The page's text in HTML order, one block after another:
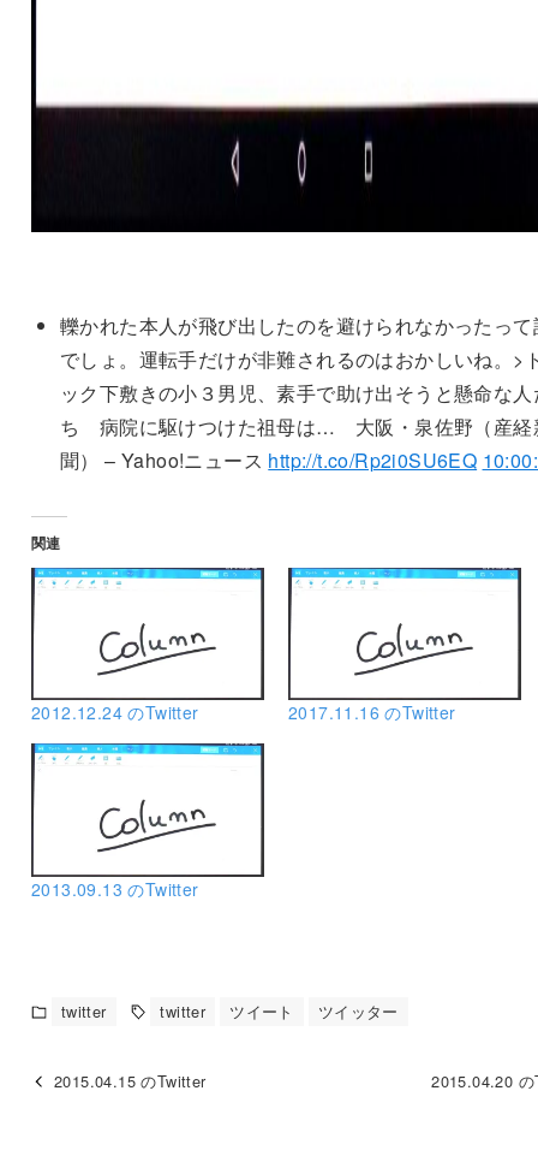
轢かれた本人が飛び出したのを避けられなかったって
でしょ。運転手だけが非難されるのはおかしいね。>
ック下敷きの小３男児、素手で助け出そうと懸命な人
ち 病院に駆けつけた祖母は… 大阪・泉佐野（産経
聞） – Yahoo!ニュース http://t.co/Rp2i0SU6EQ
関連
2012.12.24 のTwitter 2017.11.16 のTwitter
2013.09.13 のTwitter
twitter twitter ツイート ツイッター
2015.04.15 のTwitter 2015.04.20